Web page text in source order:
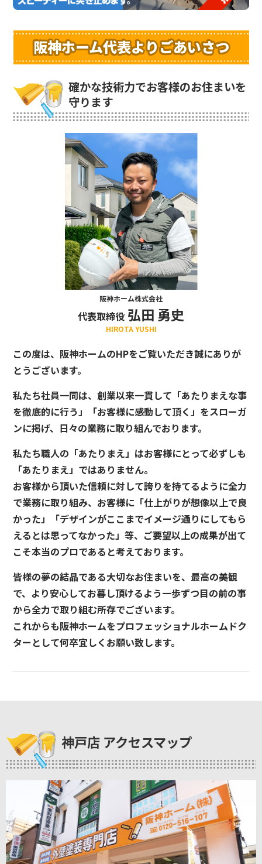
阪神ホーム代表よりごあいさつ
確かな技術力でお客様のお住まいを
守ります
阪神ホーム株式会社
代表取締役 弘田 勇史
HIROTA YUSHI
この度は、阪神ホームのHPをご覧いただき誠にありが
とうございます。
私たち社員一同は、創業以来一貫して「あたりまえな事
を徹底的に行う」「お客様に感動して頂く」をスローガ
ンに掲げ、日々の業務に取り組んでおります。
私たち職人の「あたりまえ」はお客様にとって必ずしも
「あたりまえ」ではありません。
お客様から頂いた信頼に対して誇りを持てるように全力
で業務に取り組み、お客様に「仕上がりが想像以上で良
かった」「デザインがここまでイメージ通りにしてもら
えるとは思ってなかった」等、ご要望以上の成果が出て
こそ本当のプロであると考えております。
皆様の夢の結晶である大切なお住まいを、最高の美観
で、より安心してお暮し頂けるよう一歩ずつ目の前の事
から全力で取り組む所存でございます。
これからも阪神ホームをプロフェッショナルホームドク
ターとして何卒宜しくお願い致します。
神戸店 アクセスマップ